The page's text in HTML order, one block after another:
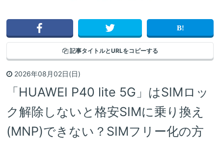
記事タイトルとURLをコピーする
2026年08月02日(日)
「HUAWEI P40 lite 5G」はSIMロッ
ク解除しないと格安SIMに乗り換え
(MNP)できない？SIMフリー化の方